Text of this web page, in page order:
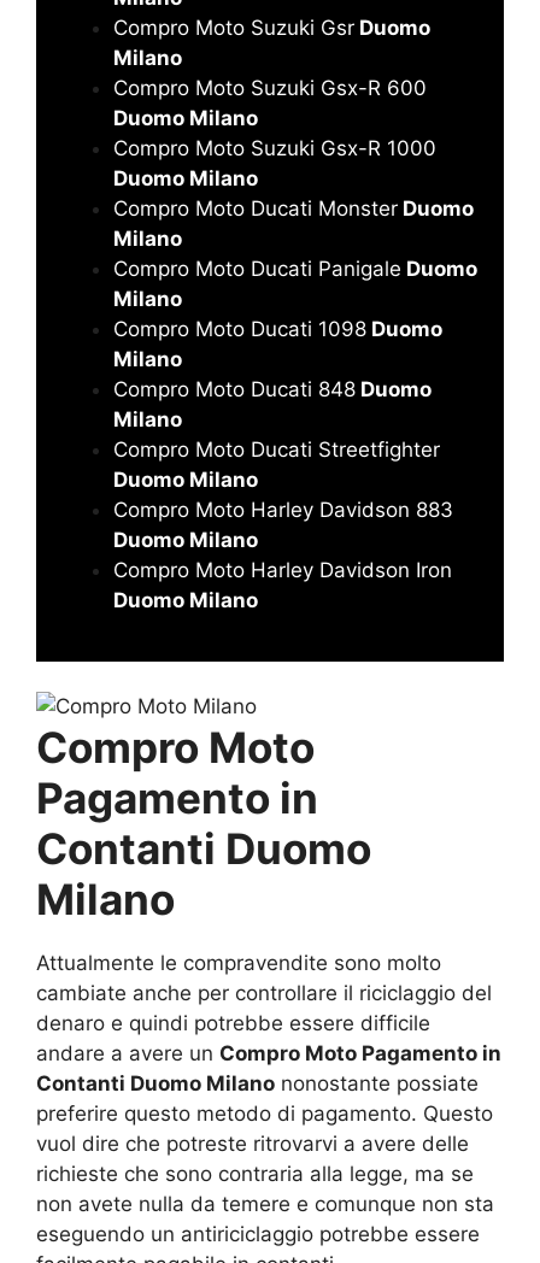
Compro Moto Suzuki Gsr Duomo
Milano
Compro Moto Suzuki Gsx-R 600
Duomo Milano
Compro Moto Suzuki Gsx-R 1000
Duomo Milano
Compro Moto Ducati Monster Duomo
Milano
Compro Moto Ducati Panigale Duomo
Milano
Compro Moto Ducati 1098 Duomo
Milano
Compro Moto Ducati 848 Duomo
Milano
Compro Moto Ducati Streetfighter
Duomo Milano
Compro Moto Harley Davidson 883
Duomo Milano
Compro Moto Harley Davidson Iron
Duomo Milano
Compro Moto
Pagamento in
Contanti Duomo
Milano
Attualmente le compravendite sono molto
cambiate anche per controllare il riciclaggio del
denaro e quindi potrebbe essere difficile
andare a avere un Compro Moto Pagamento in
Contanti Duomo Milano nonostante possiate
preferire questo metodo di pagamento. Questo
vuol dire che potreste ritrovarvi a avere delle
richieste che sono contraria alla legge, ma se
non avete nulla da temere e comunque non sta
eseguendo un antiriciclaggio potrebbe essere